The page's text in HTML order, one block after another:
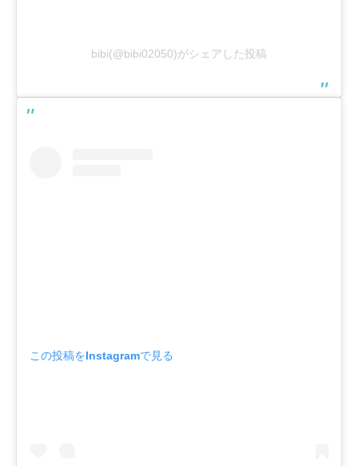
bibi(@bibi02050)がシェアした投稿
この投稿をInstagramで見る